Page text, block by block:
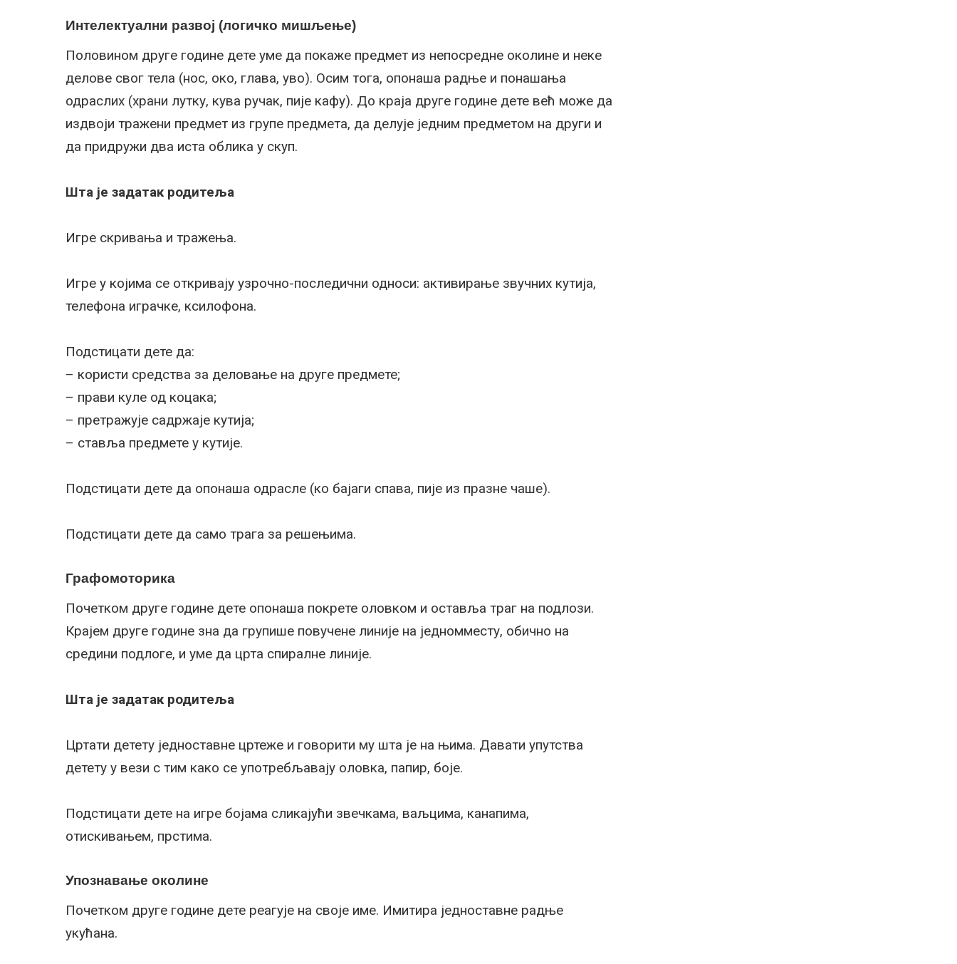
Интелектуални развој (логичко мишљење)
Половином друге године дете уме да покаже предмет из непосредне околине и неке
делове свог тела (нос, око, глава, уво). Осим тога, опонаша радње и понашања
одраслих (храни лутку, кува ручак, пије кафу). До краја друге године дете већ може да
издвоји тражени предмет из групе предмета, да делује једним предметом на други и
да придружи два иста облика у скуп.
Шта је задатак родитеља
Игре скривања и тражења.
Игре у којима се откривају узрочно-последични односи: активирање звучних кутија,
телефона играчке, ксилофона.
Подстицати дете да:
– користи средства за деловање на друге предмете;
– прави куле од коцака;
– претражује садржаје кутија;
– ставља предмете у кутије.
Подстицати дете да опонаша одрасле (ко бајаги спава, пије из празне чаше).
Подстицати дете да само трага за решењима.
Графомоторика
Почетком друге године дете опонаша покрете оловком и оставља траг на подлози.
Крајем друге године зна да групише повучене линије на једномместу, обично на
средини подлоге, и уме да црта спиралне линије.
Шта је задатак родитеља
Цртати детету једноставне цртеже и говорити му шта је на њима. Давати упутства
детету у вези с тим како се употребљавају оловка, папир, боје.
Подстицати дете на игре бојама сликајући звечкама, ваљцима, канапима,
отискивањем, прстима.
Упознавање околине
Почетком друге године дете реагује на своје име. Имитира једноставне радње
укућана.